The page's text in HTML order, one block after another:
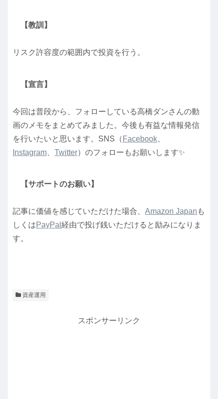
【教訓】
リスク許容度の範囲内で投資を行う。
【宣言】
今回は普段から、フォローしている高橋ダンさんの動
画のメモをまとめてみました。今後も有益な情報発信
を行いたいと思います。SNS（ Facebook
Instagram
Twitter）のフォローもお願いします✨
【サポートのお願い】
記事に価値を感じていただけた場合、 Amazon Japan も
しくはPayPal 経由で投げ銭いただけると励みになりま
す。
資産運用
スポンサーリンク